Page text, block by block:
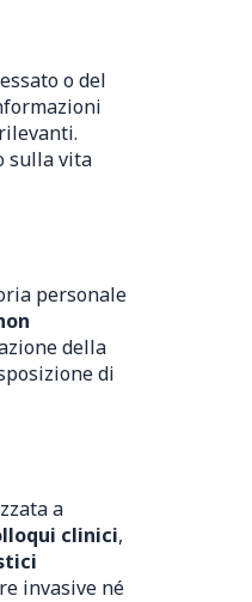
o del
sulla vita
personale
della
di
a
clinici,
invasive né